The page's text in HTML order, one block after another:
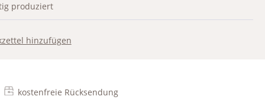
produziert
hinzufügen
kostenfreie Rücksendung